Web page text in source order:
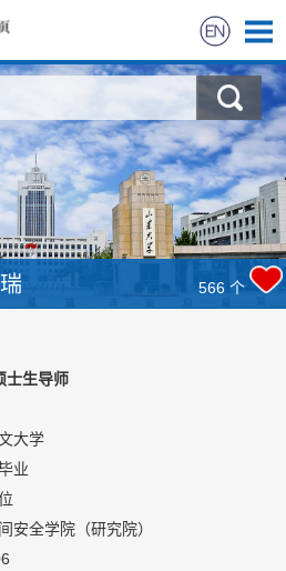
566 个
士生导师
大学
业
安全学院（研究院）